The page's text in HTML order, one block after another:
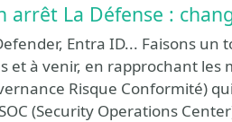
arrêt La Défense :
Entra ID... Faisons
et à venir, en rapprochant les
Risque Conformité)
(Security Operations